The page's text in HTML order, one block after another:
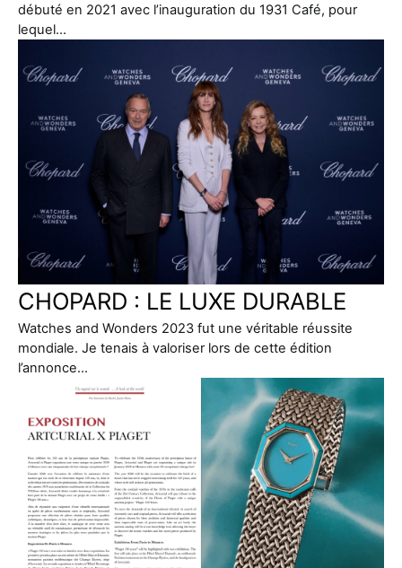
débuté en 2021 avec l’inauguration du 1931 Café, pour
lequel…
CHOPARD : LE LUXE DURABLE
Watches and Wonders 2023 fut une véritable réussite
mondiale. Je tenais à valoriser lors de cette édition
l’annonce…